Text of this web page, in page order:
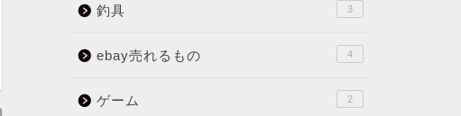
釣具 3
ebay売れるもの 4
ゲーム 2